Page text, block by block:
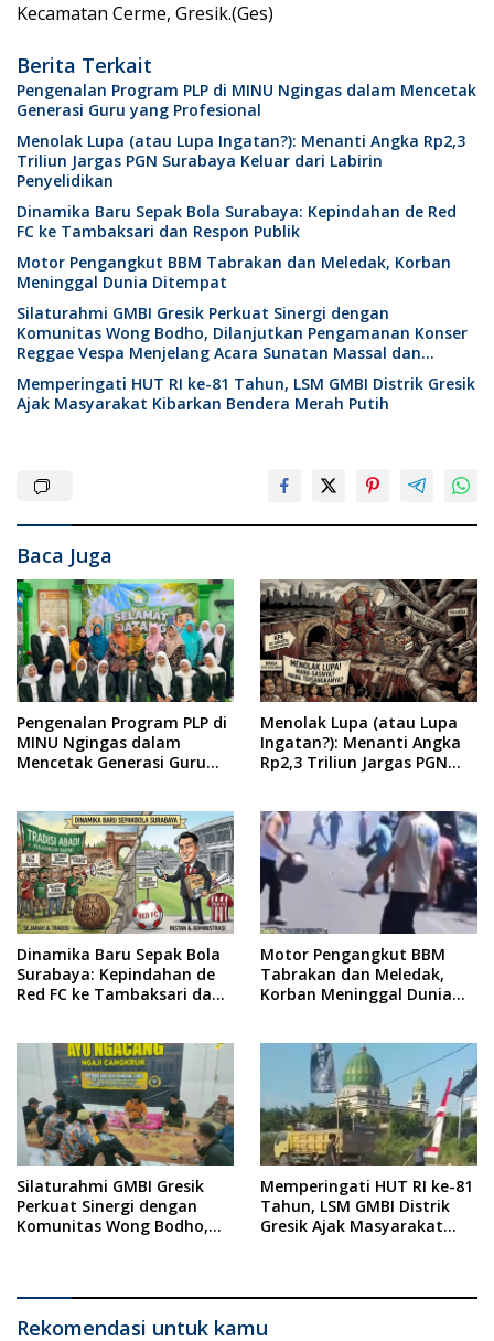
Kecamatan Cerme, Gresik.(Ges)
Berita Terkait
Pengenalan Program PLP di MINU Ngingas dalam Mencetak
Generasi Guru yang Profesional
Menolak Lupa (atau Lupa Ingatan?): Menanti Angka Rp2,3
Triliun Jargas PGN Surabaya Keluar dari Labirin
Penyelidikan
Dinamika Baru Sepak Bola Surabaya: Kepindahan de Red
FC ke Tambaksari dan Respon Publik
Motor Pengangkut BBM Tabrakan dan Meledak, Korban
Meninggal Dunia Ditempat
Silaturahmi GMBI Gresik Perkuat Sinergi dengan
Komunitas Wong Bodho, Dilanjutkan Pengamanan Konser
Reggae Vespa Menjelang Acara Sunatan Massal dan
Santunan Anak Yatim
Memperingati HUT RI ke-81 Tahun, LSM GMBI Distrik Gresik
Ajak Masyarakat Kibarkan Bendera Merah Putih
Baca Juga
Pengenalan Program PLP di
MINU Ngingas dalam
Mencetak Generasi Guru
Menolak Lupa (atau Lupa
Ingatan?): Menanti Angka
Rp2,3 Triliun Jargas PGN
Dinamika Baru Sepak Bola
Surabaya: Kepindahan de
Red FC ke Tambaksari dan
Motor Pengangkut BBM
Tabrakan dan Meledak,
Korban Meninggal Dunia
Silaturahmi GMBI Gresik
Perkuat Sinergi dengan
Komunitas Wong Bodho,
Massal dan Santunan Anak
Yatim
Memperingati HUT RI ke-81
Tahun, LSM GMBI Distrik
Gresik Ajak Masyarakat
Rekomendasi untuk kamu